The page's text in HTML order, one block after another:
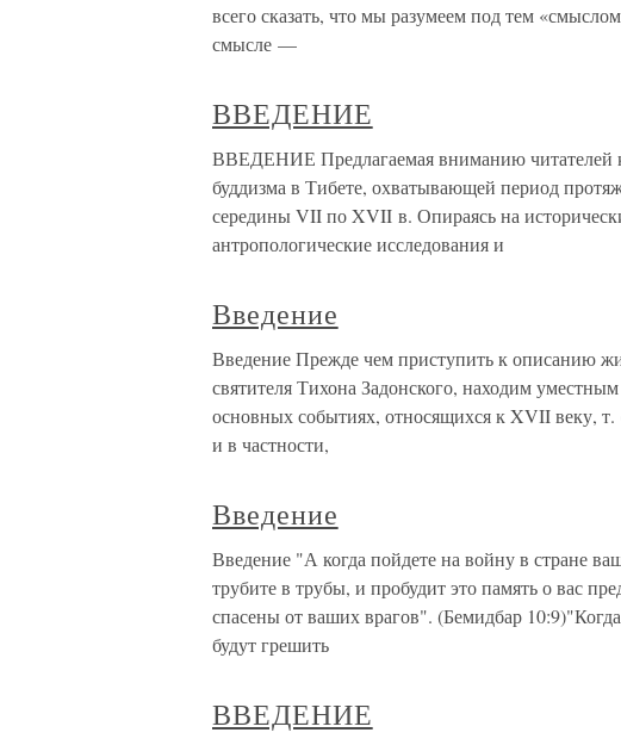
всего сказать, что мы разумеем под тем
смысле —
ВВЕДЕНИЕ
ВВЕДЕНИЕ Предлагаемая вниманию читателей
буддизма в Тибете, охватывающей период
середины VII по XVII в. Опираясь на
антропологические исследования и
Введение
Введение Прежде чем приступить к описанию
святителя Тихона Задонского, находим
основных событиях, относящихся к XVII веку,
и в частности,
Введение
Введение "А когда пойдете на войну в стране
трубите в трубы, и пробудит это память о вас
спасены от ваших врагов". (Бемидбар
будут грешить
ВВЕДЕНИЕ